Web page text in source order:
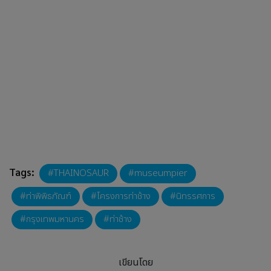
Tags: THAINOSAUR
museumpier
ท่าพิพิธภัณฑ์
โครงการท่าช้าง
นิทรรศการ
กรุงเทพมหานคร
ท่าช้าง
เขียนโดย